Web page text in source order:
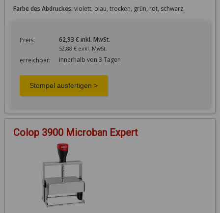
Farbe des Abdruckes: violett, blau, trocken, grün, rot, schwarz
Preis: 62,93 € inkl. MwSt.
52,88 € exkl. MwSt.
erreichbar: innerhalb von 3 Tagen
Colop 3900 Microban Expert